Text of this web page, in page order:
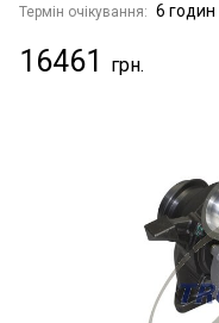
Термін очікування: 6 годин
16461